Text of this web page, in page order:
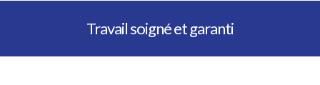
Travail soigné et garanti